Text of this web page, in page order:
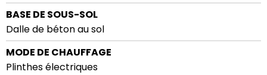
BASE DE SOUS-SOL
Dalle de béton au sol
MODE DE CHAUFFAGE
Plinthes électriques